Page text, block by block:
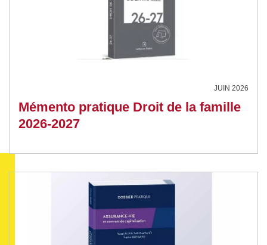
JUIN 2026
Mémento pratique Droit de la famille
2026-2027